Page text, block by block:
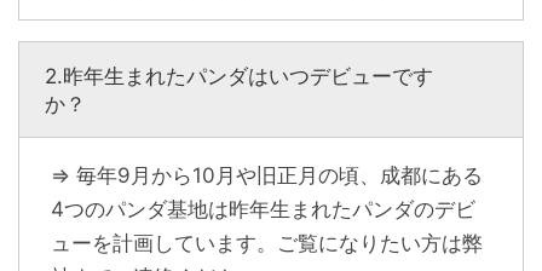
2.昨年生まれたパンダはいつデビューです
か？
⇒ 毎年9月から10月や旧正月の頃、成都にある
4つのパンダ基地は昨年生まれたパンダのデビ
ューを計画しています。ご覧になりたい方は弊